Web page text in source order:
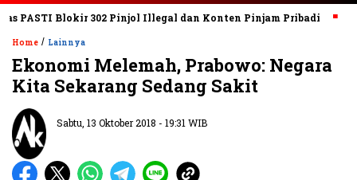
Blokir 302 Pinjol Illegal dan Konten Pinjam Pribadi
Home / Lainnya
Ekonomi Melemah, Prabowo: Negara
Kita Sekarang Sedang Sakit
Sabtu, 13 Oktober 2018 - 19:31 WIB